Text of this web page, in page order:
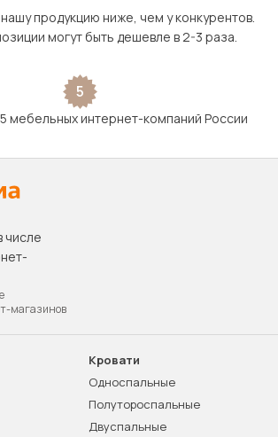
продукцию ниже, чем у конкурентов.
могут быть дешевле в 2-3 раза.
5
мебельных интернет-компаний России
магазинов
Кровати
Односпальные
Полутороспальные
Двуспальные